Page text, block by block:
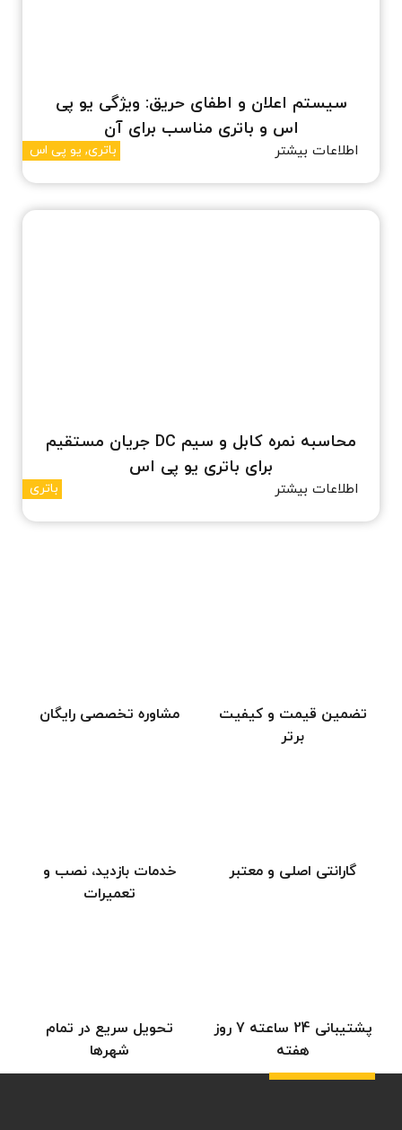
سیستم اعلان و اطفای حریق: ویژگی یو پی
اس و باتری مناسب برای آن
اطلاعات بیشتر باتری, یو پی اس
محاسبه نمره کابل و سیم DC جریان مستقیم
برای باتری یو پی اس
اطلاعات بیشتر باتری
تضمین قیمت و کیفیت
برتر
مشاوره تخصصی رایگان
گارانتی اصلی و معتبر
خدمات بازدید، نصب و
تعمیرات
پشتیبانی 24 ساعته 7 روز
هفته
تحویل سریع در تمام
شهرها